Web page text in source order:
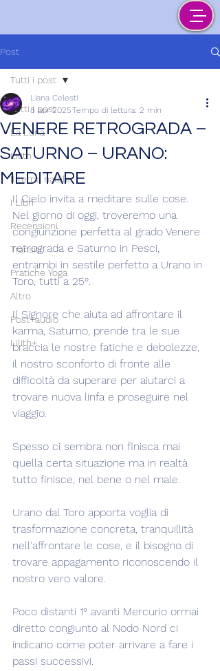
Post
Tutti i post
La Luna
Lilith
Il tema natale
I Libri
Recensioni
Transiti
Pratiche Yoga
Altro
Post+audio
Lilith+
Tutti i post
VENERE RETROGRADA –
SATURNO – URANO:
MEDITARE
Liana Celesti
8 apr 2025Tempo di lettura: 2 min
Il Cielo invita a meditare sulle cose.
Nel giorno di oggi, troveremo una
congiunzione perfetta al grado Venere
retrograda e Saturno in Pesci,
entrambi in sestile perfetto a Urano in
Toro, tutti a 25°.
Il Signore che aiuta ad affrontare il
karma, Saturno, prende tra le sue
braccia le nostre fatiche e debolezze,
il nostro sconforto di fronte alle
difficoltà da superare per aiutarci a
trovare nuova linfa e proseguire nel
viaggio.
Spesso ci sembra non finisca mai
quella certa situazione ma in realtà
tutto finisce, nel bene o nel male.
Urano dal Toro apporta voglia di
trasformazione concreta, tranquillità
nell'affrontare le cose, e il bisogno di
trovare appagamento riconoscendo il
nostro vero valore.
Poco distanti 1° avanti Mercurio ormai
diretto congiunto al Nodo Nord ci
indicano come poter arrivare a fare i
passi successivi.